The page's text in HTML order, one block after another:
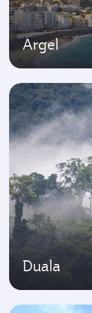
Argel
Duala